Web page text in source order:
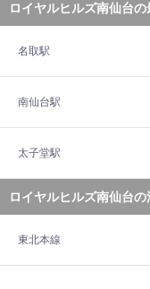
ロイヤルヒルズ南仙台
名取駅
南仙台駅
太子堂駅
ロイヤルヒルズ南仙台
東北本線